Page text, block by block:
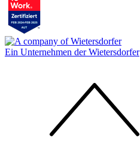
Ein Unternehmen der Wietersdorfer